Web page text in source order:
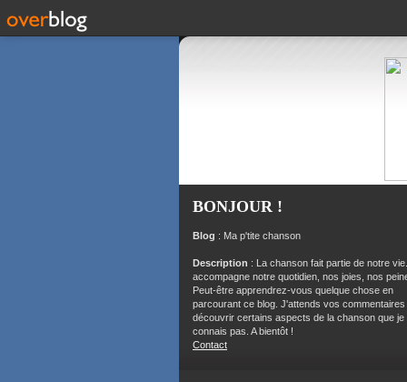
BONJOUR !
Blog : Ma p'tite chanson
Description : La chanson fait partie de notre
accompagne notre quotidien, nos joies, nos
Peut-être apprendrez-vous quelque chose en
parcourant ce blog. J'attends vos commentaires
découvrir certains aspects de la chanson que je
connais pas. A bientôt !
Contact